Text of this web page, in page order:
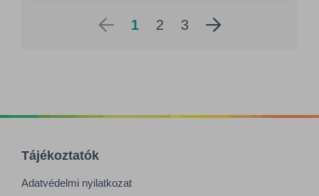
1 2 3
Tájékoztatók
Adatvédelmi nyilatkozat